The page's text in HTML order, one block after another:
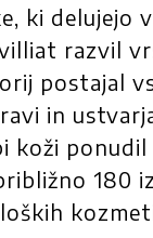
ki delujejo
razvil
postajal
in
koži
180